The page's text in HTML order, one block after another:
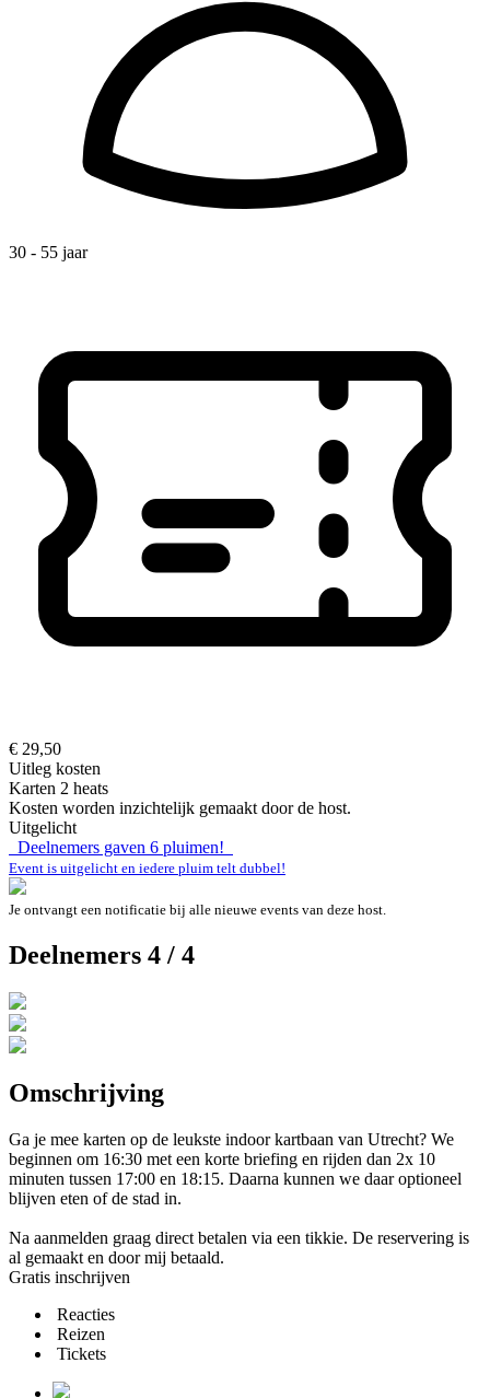
30 - 55 jaar
€ 29,50
Uitleg kosten
Karten 2 heats
Kosten worden inzichtelijk gemaakt door de host.
Uitgelicht
Deelnemers gaven 6 pluimen!
Event is uitgelicht en iedere pluim telt dubbel!
Je ontvangt een notificatie bij alle nieuwe events van deze host.
Deelnemers 4 / 4
Omschrijving
Ga je mee karten op de leukste indoor kartbaan van Utrecht? We
beginnen om 16:30 met een korte briefing en rijden dan 2x 10
minuten tussen 17:00 en 18:15. Daarna kunnen we daar optioneel
blijven eten of de stad in.
Na aanmelden graag direct betalen via een tikkie. De reservering is
al gemaakt en door mij betaald.
Gratis inschrijven
Reacties
Reizen
Tickets